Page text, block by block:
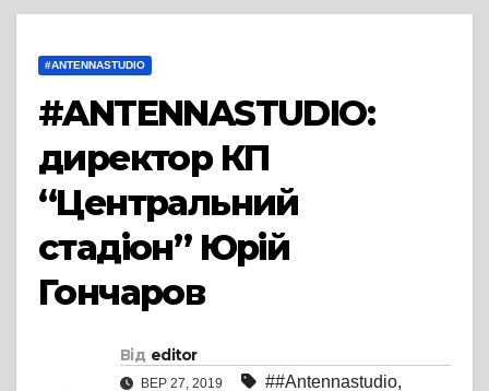
#ANTENNASTUDIO
#ANTENNASTUDIO:
директор КП
“Центральний
стадіон” Юрій
Гончаров
Від editor
ВЕР 27, 2019 ##Antennastudio,